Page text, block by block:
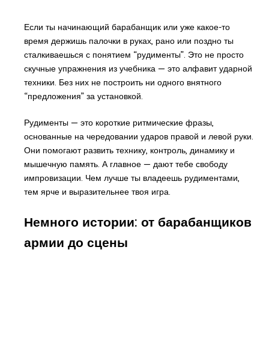
Если ты начинающий барабанщик или уже какое-то
время держишь палочки в руках, рано или поздно ты
сталкиваешься с понятием “рудименты”. Это не просто
скучные упражнения из учебника — это алфавит ударной
техники. Без них не построить ни одного внятного
“предложения” за установкой.
Рудименты — это короткие ритмические фразы,
основанные на чередовании ударов правой и левой руки.
Они помогают развить технику, контроль, динамику и
мышечную память. А главное — дают тебе свободу
импровизации. Чем лучше ты владеешь рудиментами,
тем ярче и выразительнее твоя игра.
Немного истории: от барабанщиков
армии до сцены